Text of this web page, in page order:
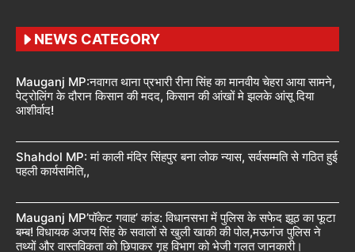
NEWS CATEGORY
Mauganj MP:नवागत थाना प्रभारी रीना सिंह का मानवीय चेहरा आया सामने,
पेट्रोलिंग के दौरान किसान की मदद, किसान की आंखों मे झलके आंसू दिया
आशीर्वाद!
Shahdol MP: मां काली मंदिर सिंहपुर बना लोक न्यास, सर्वसम्मति से गठित हुई
पहली कार्यसमिति,,
Mauganj MP’पॉकेट गवाह’ कांड: विधानसभा में पुलिस के सफेद झूठ का फूटा
बम्ब! विधायक अजय सिंह के सवालों से खुली खाकी की पोल,मऊगंज पुलिस ने
तथ्यों और वास्तविकता को छिपाकर गृह विभाग को भेजी गलत जानकारी।